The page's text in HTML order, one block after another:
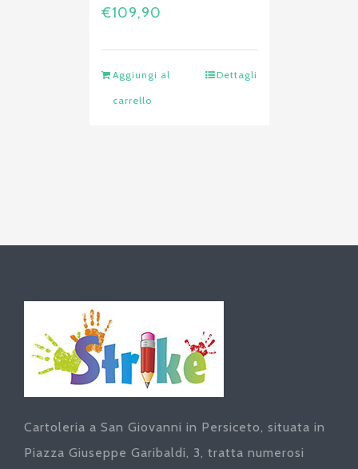
€109,90
Aggiungi al
carrello
Dettagli
Cartoleria a San Giovanni in Persiceto, situata in
Piazza Giuseppe Garibaldi, 3, tratta numerosi